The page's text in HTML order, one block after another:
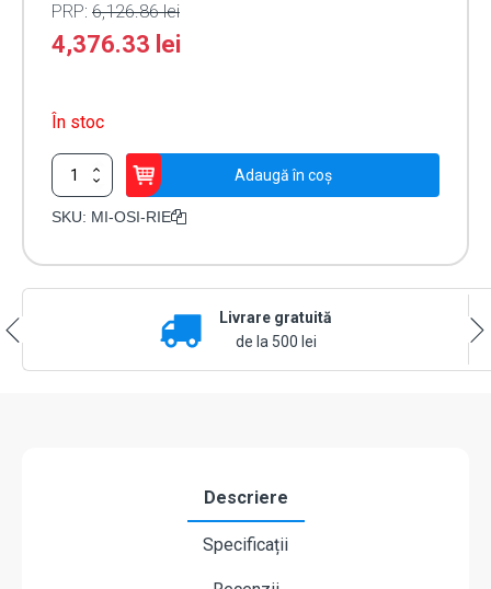
PRP: 6,126.86lei
4,376.33 lei
În stoc
Cantitate
Detector
liniar
Adaugă în coș
SKU: MI-OSI-RIE
Livrare gratuită
de la 500 lei
Descriere
Specificații